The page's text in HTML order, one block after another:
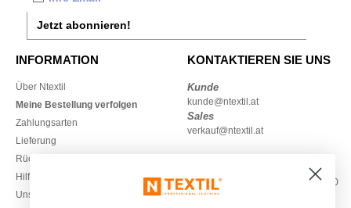
Jetzt abonnieren!
INFORMATION
Über Ntextil
Meine Bestellung verfolgen
Zahlungsarten
Lieferung
Rückerstattungen / Rückgaben
Hilfe & FAQs
Unsere Engagements
KONTAKTIEREN SIE UNS
Kunde
kunde@ntextil.at
Sales
verkauf@ntextil.at
Montag – Donnerstag: 10:00–13:00
& 14:00–17:30